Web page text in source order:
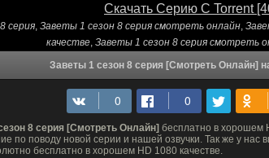
Скачать Серию С Torrent
серия, Заветы 1 сезон 8 серия смотреть онлайн,
качестве, Заветы 1 сезон 8 серия смотреть
Заветы 1 сезон 8 серия [Смотреть Онлайн]
8 серия [Смотреть Онлайн] бесплатно в хорошем
по поводу новой серии и нашей озвучки. Так же у
бесплатно в хорошем HD 1080 качестве.